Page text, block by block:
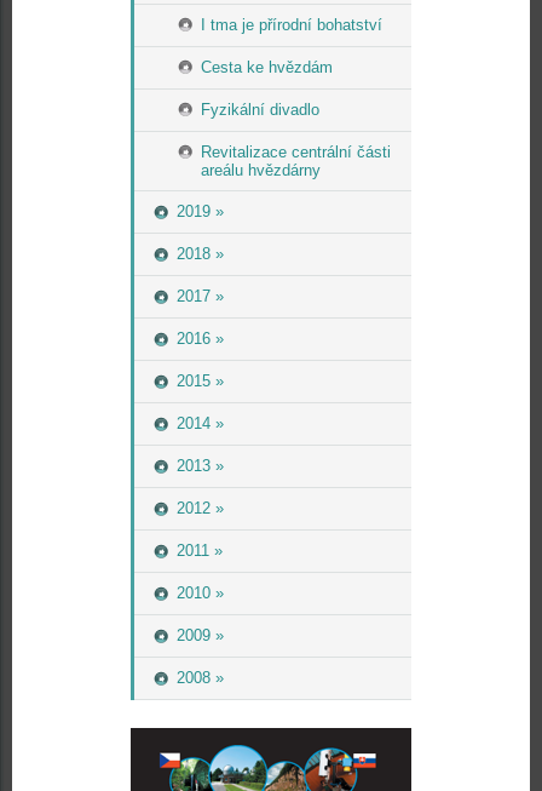
I tma je přírodní bohatství
Cesta ke hvězdám
Fyzikální divadlo
Revitalizace centrální části
areálu hvězdárny
2019 »
2018 »
2017 »
2016 »
2015 »
2014 »
2013 »
2012 »
2011 »
2010 »
2009 »
2008 »